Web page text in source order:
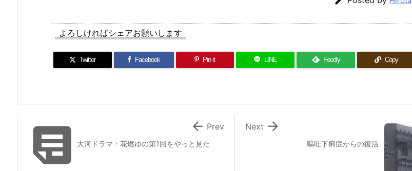
よろしければシェアお願いします
Twitter Facebook Pin it LINE Feedly Copy
嘔吐下痢症からの復活

Next
大河ドラマ・花燃ゆの第1回をやっと見た
 Prev